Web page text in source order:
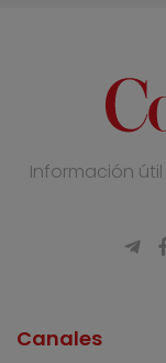
Información
Canales